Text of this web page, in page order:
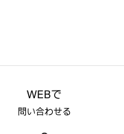
WEBで
問い合わせる